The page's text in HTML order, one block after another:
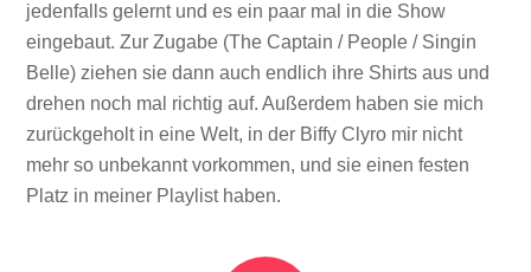
jedenfalls gelernt und es ein paar mal in die Show
eingebaut. Zur Zugabe (The Captain / People / Singin
Belle) ziehen sie dann auch endlich ihre Shirts aus und
drehen noch mal richtig auf. Außerdem haben sie mich
zurückgeholt in eine Welt, in der Biffy Clyro mir nicht
mehr so unbekannt vorkommen, und sie einen festen
Platz in meiner Playlist haben.